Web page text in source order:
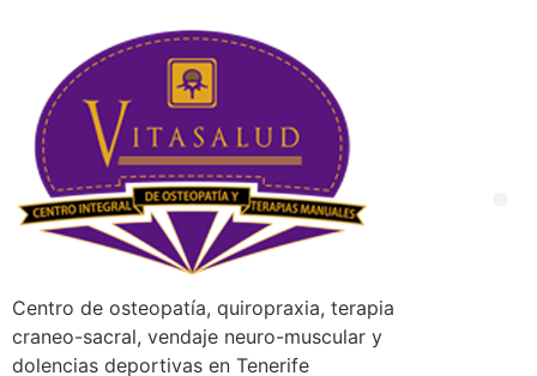
Centro de osteopatía, quiropraxia, terapia
craneo-sacral, vendaje neuro-muscular y
dolencias deportivas en Tenerife